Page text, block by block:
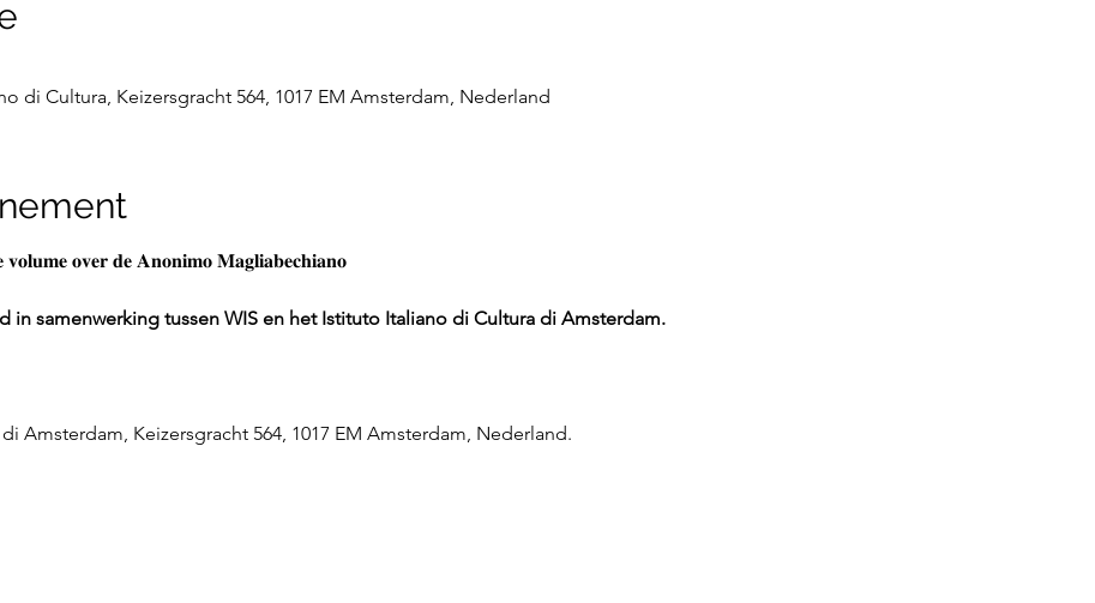
di Cultura, Keizersgracht 564, 1017 EM Amsterdam, Nederland
𝐯𝐨𝐥𝐮𝐦𝐞 𝐨𝐯𝐞𝐫 𝐝𝐞 𝐀𝐧𝐨𝐧𝐢𝐦𝐨 𝐌𝐚𝐠𝐥𝐢𝐚𝐛𝐞𝐜𝐡𝐢𝐚𝐧𝐨
in samenwerking tussen WIS en het Istituto Italiano di Cultura di Amsterdam.
Amsterdam, Keizersgracht 564, 1017 EM Amsterdam, Nederland.